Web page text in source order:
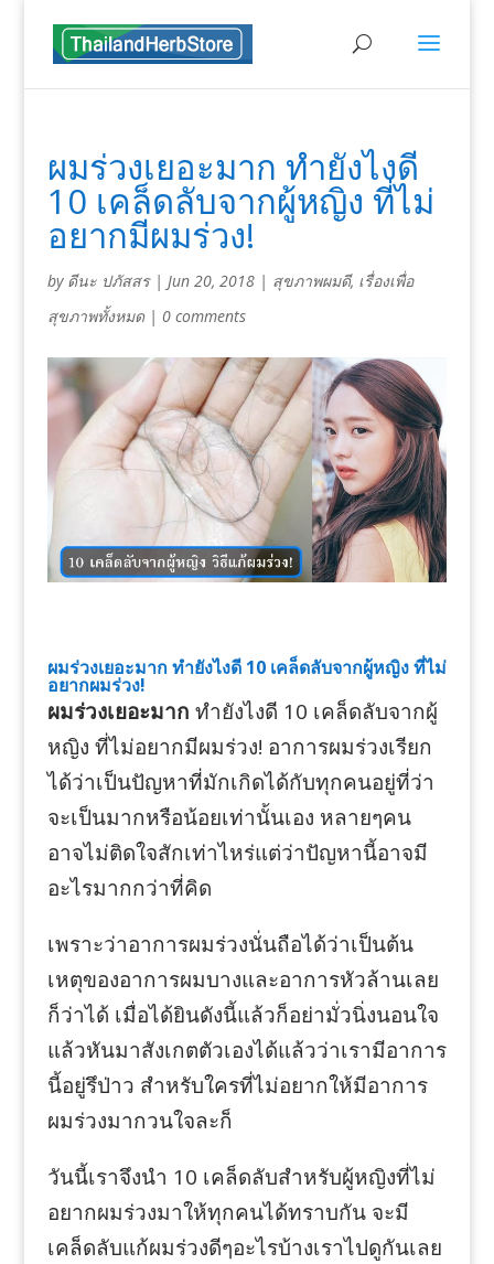
ผมร่วงเยอะมาก ทำยังไงดี
10 เคล็ดลับจากผู้หญิง ที่ไม่
อยากมีผมร่วง!
by ดีนะ ปภัสสร| Jun 20, 2018| สุขภาพผมดี, เรื่องเพื่อ
สุขภาพทั้งหมด| 0 comments
ผมร่วงเยอะมาก ทำยังไงดี 10 เคล็ดลับจากผู้หญิง ที่ไม่
อยากผมร่วง!
ผมร่วงเยอะมาก ทำยังไงดี 10 เคล็ดลับจากผู้
หญิง ที่ไม่อยากมีผมร่วง! อาการผมร่วงเรียก
ได้ว่าเป็นปัญหาที่มักเกิดได้กับทุกคนอยู่ที่ว่า
จะเป็นมากหรือน้อยเท่านั้นเอง หลายๆคน
อาจไม่ติดใจสักเท่าไหร่แต่ว่าปัญหานี้อาจมี
อะไรมากกว่าที่คิด
เพราะว่าอาการผมร่วงนั่นถือได้ว่าเป็นต้น
เหตุของอาการผมบางและอาการหัวล้านเลย
ก็ว่าได้ เมื่อได้ยินดังนี้แล้วก็อย่ามั่วนิ่งนอนใจ
แล้วหันมาสังเกตตัวเองได้แล้วว่าเรามีอาการ
นี้อยู่รึป่าว สำหรับใครที่ไม่อยากให้มีอาการ
ผมร่วงมากวนใจละก็
วันนี้เราจึงนำ 10 เคล็ดลับสำหรับผู้หญิงที่ไม่
อยากผมร่วงมาให้ทุกคนได้ทราบกัน จะมี
เคล็ดลับแก้ผมร่วงดีๆอะไรบ้างเราไปดูกันเลย